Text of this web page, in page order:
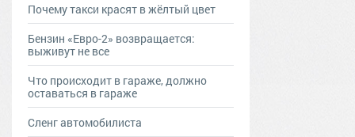
Почему такси красят в жёлтый цвет
Бензин «Евро-2» возвращается:
выживут не все
Что происходит в гараже, должно
оставаться в гараже
Сленг автомобилиста